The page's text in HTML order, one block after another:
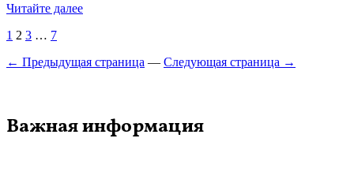
Читайте далее
Пагинация
записей
1 2 3 … 7
← Предыдущая страница — Следующая страница →
Важная информация